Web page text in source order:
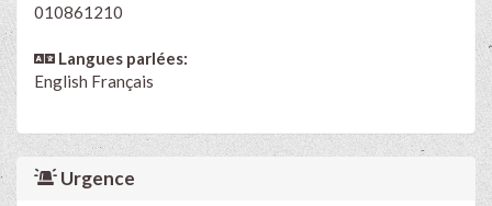
010861210
Langues parlées:
English Français
Urgence